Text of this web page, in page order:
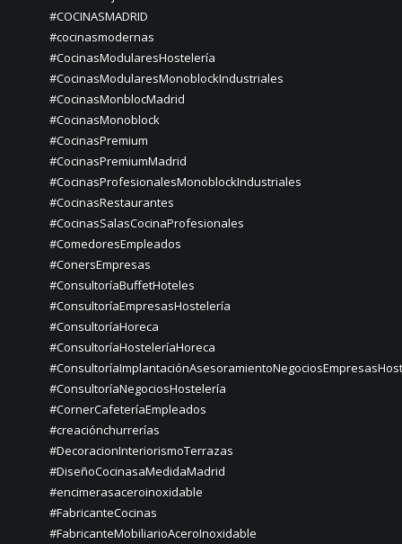
#COCINASMADRID
#cocinasmodernas
#CocinasModularesHostelería
#CocinasModularesMonoblockIndustriales
#CocinasMonblocMadrid
#CocinasMonoblock
#CocinasPremium
#CocinasPremiumMadrid
#CocinasProfesionalesMonoblockIndustriales
#CocinasRestaurantes
#CocinasSalasCocinaProfesionales
#ComedoresEmpleados
#ConersEmpresas
#ConsultoríaBuffetHoteles
#ConsultoríaEmpresasHostelería
#ConsultoríaHoreca
#ConsultoríaHosteleríaHoreca
#ConsultoríaNegociosHostelería
#CornerCafeteríaEmpleados
#creaciónchurrerías
#DecoracionInteriorismoTerrazas
#DiseñoCocinasaMedidaMadrid
#encimerasaceroinoxidable
#FabricanteCocinas
#FabricanteMobiliarioAceroInoxidable